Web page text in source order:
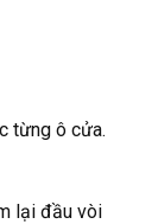
từng ô cửa.
lại đầu vòi